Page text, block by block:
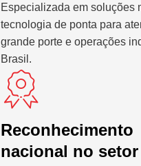
Especializada em soluções
tecnologia de ponta para
grande porte e operações
Brasil.
Reconhecimento
nacional no setor